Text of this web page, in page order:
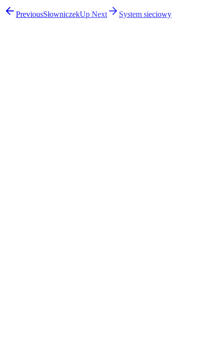
PreviousSłowniczekUp Next System sieciowy